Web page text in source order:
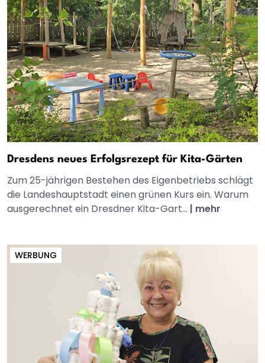
Dresdens neues Erfolgsrezept für Kita-Gärten
Zum 25-jährigen Bestehen des Eigenbetriebs schlägt
die Landeshauptstadt einen grünen Kurs ein. Warum
ausgerechnet ein Dresdner Kita-Gart... | mehr
WERBUNG